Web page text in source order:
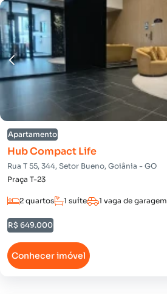
Apartamento
Hub Compact Life
Rua T 55, 344, Setor Bueno, Goiânia - GO
Praça T-23
2 quartos 1 suíte 1 vaga de garagem
R$ 649.000
Conhecer imóvel